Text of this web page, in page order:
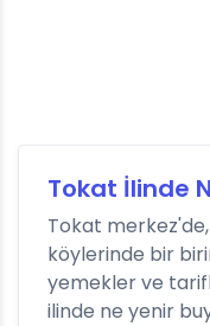
Tokat İlinde
Tokat
köylerinde bir
yemekler ve
ilinde ne yenir